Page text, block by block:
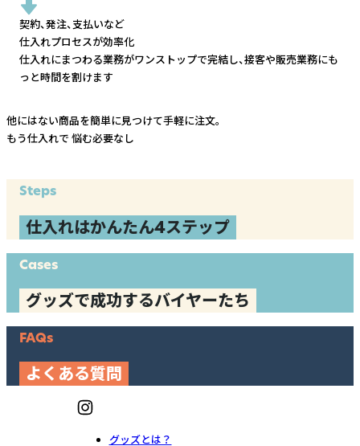
契約、発注、支払いなど
仕入れプロセスが効率化
仕入れにまつわる業務がワンストップで完結し、接客や販売業務にも
っと時間を割けます
他にはない商品を簡単に見つけて手軽に注文。
もう仕入れで 悩む必要なし
Steps
仕入れはかんたん4ステップ
Cases
グッズで成功するバイヤーたち
FAQs
よくある質問
グッズとは？